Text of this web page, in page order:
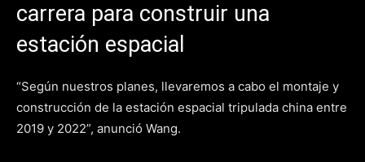
carrera para construir una
estación espacial
“Según nuestros planes, llevaremos a cabo el montaje y
construcción de la estación espacial tripulada china entre
2019 y 2022”, anunció Wang.